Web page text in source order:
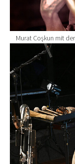
Murat Coşkun mit
Show larger